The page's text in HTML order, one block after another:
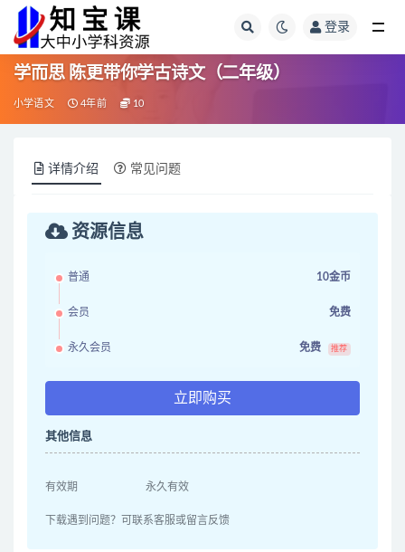
登录
学而思 陈更带你学古诗文（二年级）
小学语文 4年前 10
详情介绍 常见问题
资源信息
普通 10金币
会员 免费
永久会员 免费 推荐
立即购买
其他信息
有效期 永久有效
下载遇到问题？可联系客服或留言反馈
全部